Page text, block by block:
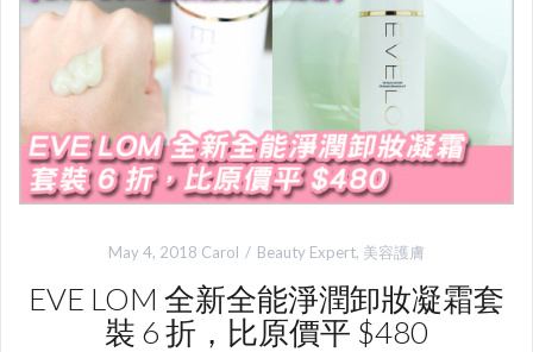
May 4, 2018 Carol Beauty Expert, 美容護膚
EVE LOM 全新全能淨潤卸妝凝霜套
裝 6 折，比原價平 $480